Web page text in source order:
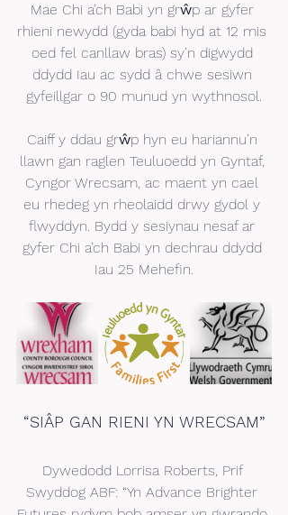
Mae Chi a’ch Babi yn grŵp ar gyfer
rhieni newydd (gyda babi hyd at 12 mis
oed fel canllaw bras) sy’n digwydd
ddydd Iau ac sydd â chwe sesiwn
gyfeillgar o 90 munud yn wythnosol.
Caiff y ddau grŵp hyn eu hariannu’n
llawn gan raglen Teuluoedd yn Gyntaf,
Cyngor Wrecsam, ac maent yn cael
eu rhedeg yn rheolaidd drwy gydol y
flwyddyn. Bydd y sesiynau nesaf ar
gyfer Chi a’ch Babi yn dechrau ddydd
Iau 25 Mehefin.
“SIÂP GAN RIENI YN WRECSAM”
Dywedodd Lorrisa Roberts, Prif
Swyddog ABF: “Yn Advance Brighter